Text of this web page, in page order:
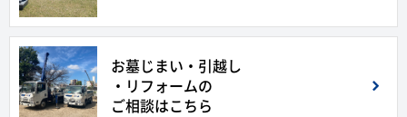
お墓じまい・引越し
・リフォームの
ご相談はこちら